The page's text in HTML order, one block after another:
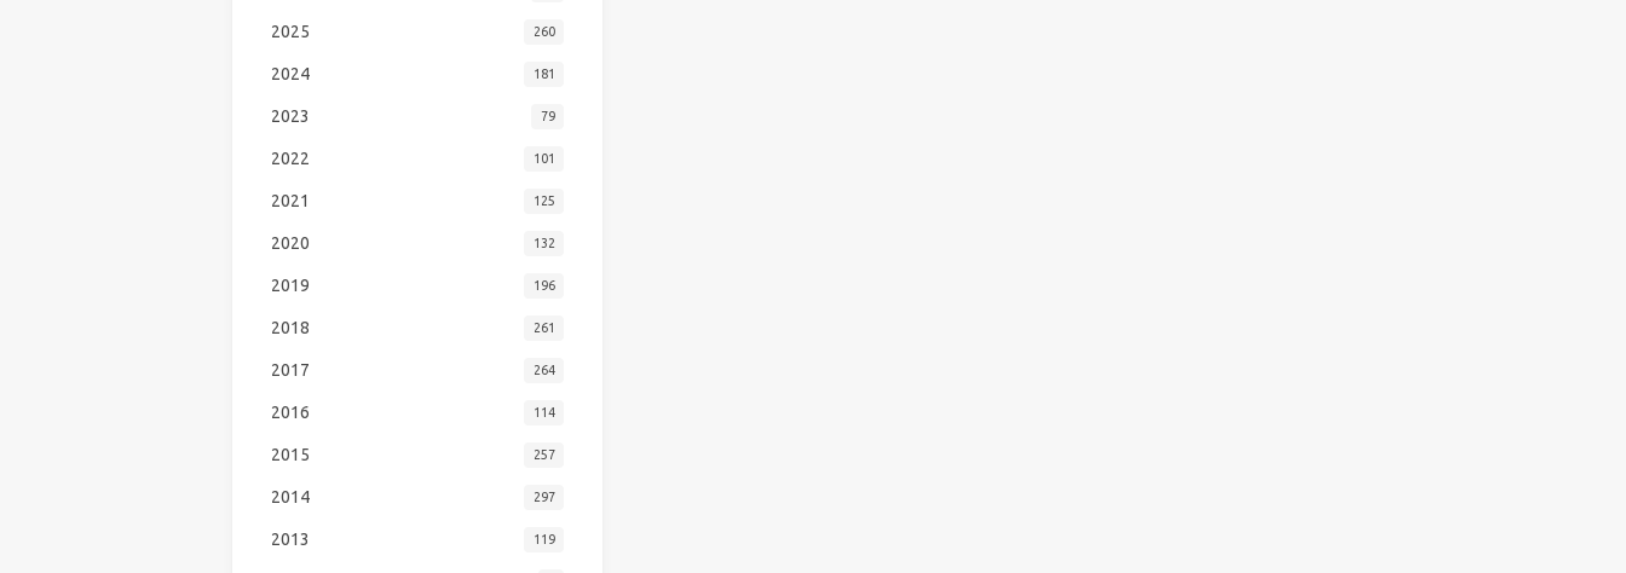
2025 260
2024 181
2023 79
2022 101
2021 125
2020 132
2019 196
2018 261
2017 264
2016 114
2015 257
2014 297
2013 119